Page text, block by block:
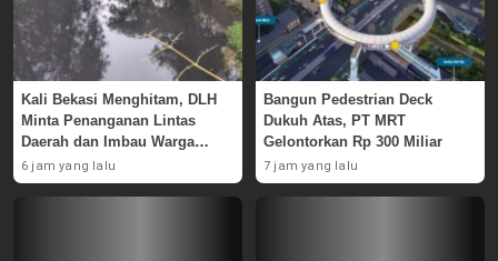
Kali Bekasi Menghitam, DLH
Minta Penanganan Lintas
Daerah dan Imbau Warga
Waspada
6 jam yang lalu
Bangun Pedestrian Deck
Dukuh Atas, PT MRT
Gelontorkan Rp 300 Miliar
7 jam yang lalu